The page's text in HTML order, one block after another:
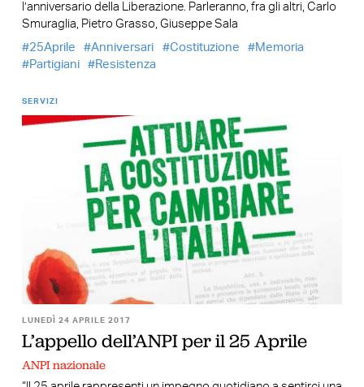
l’anniversario della Liberazione. Parleranno, fra gli altri, Carlo
Smuraglia, Pietro Grasso, Giuseppe Sala
25Aprile
Anniversari Costituzione
Memoria
Partigiani
Resistenza
SERVIZI
LUNEDÌ 24 APRILE 2017
L’appello dell’ANPI per il 25 Aprile
ANPI nazionale